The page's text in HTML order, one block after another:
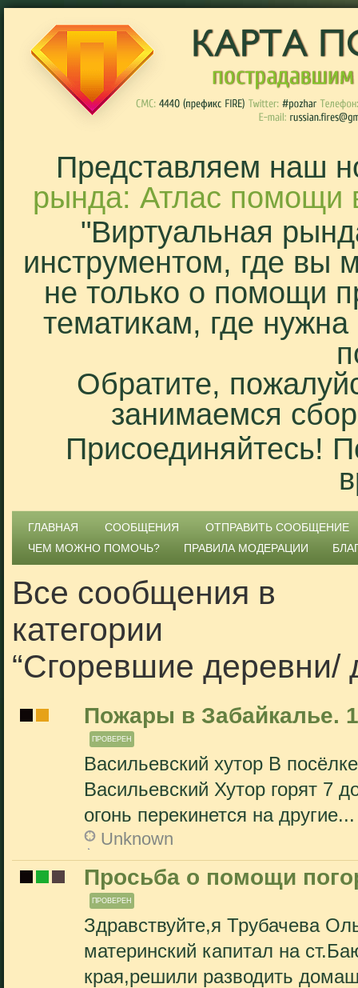
Представляем наш
рында: Атлас помощи
"Виртуальная
инструментом, где вы
не только о помощи
тематикам, где
Обратите,
занимаемся
Присоединяйтесь!
ГЛАВНАЯ СООБЩЕНИЯ
ОТПРАВИТЬ СООБЩЕНИЕ
ЧЕМ МОЖНО ПОМОЧЬ?
ПРАВИЛА МОДЕРАЦИИ
Все сообщения в
категории
“Сгоревшие деревни/
Пожары в Забайкалье.
ПРОВЕРЕН
Васильевский хутор В
Васильевский Хутор горят 7
огонь перекинется на другие...
Unknown
Просьба о помощи
ПРОВЕРЕН
Здравствуйте,я Трубачева
материнский капитал на
края,решили разводить